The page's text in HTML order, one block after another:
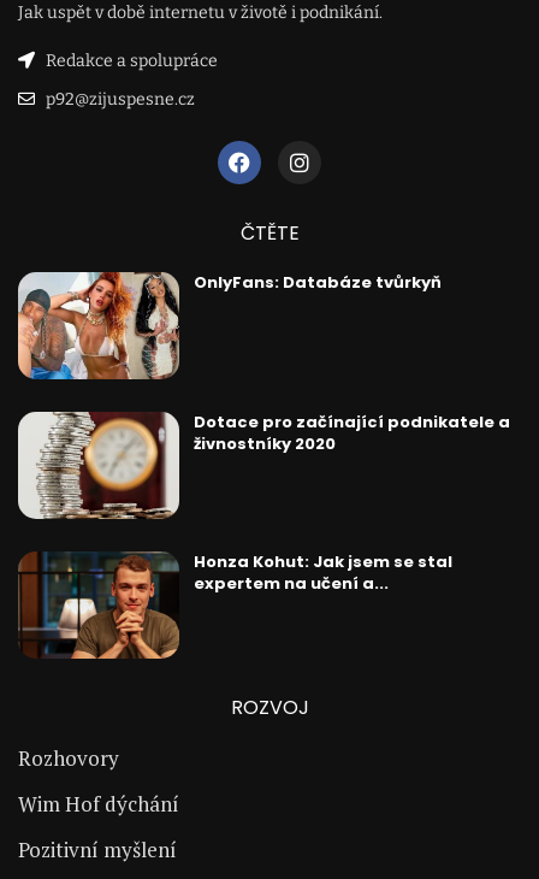
Jak uspět v době internetu v životě i podnikání.
Redakce a spolupráce
p92@zijuspesne.cz
ČTĚTE
OnlyFans: Databáze tvůrkyň
Dotace pro začínající podnikatele a
živnostníky 2020
Honza Kohut: Jak jsem se stal
expertem na učení a...
ROZVOJ
Rozhovory
Wim Hof dýchání
Pozitivní myšlení